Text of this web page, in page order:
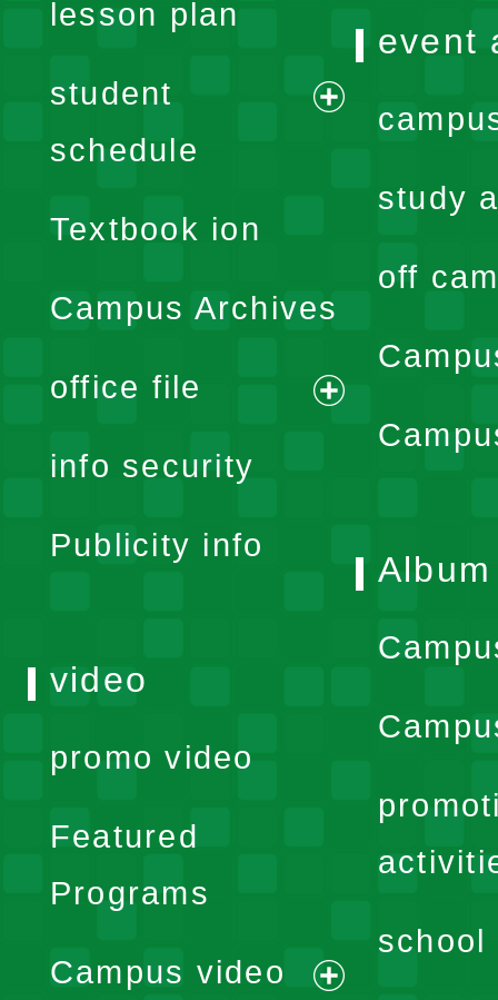
lesson plan
student
schedule
expand
menu
Textbook ion
Campus Archives
office file
expand
info security
Publicity info
event
study
off
Album
school
video
promo video
Featured
Programs
Campus video